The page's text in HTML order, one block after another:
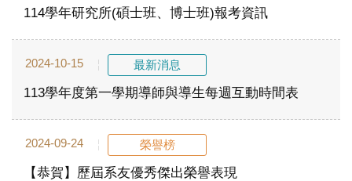
114學年研究所(碩士班、博士班)報考資訊
2024-10-15 最新消息
113學年度第一學期導師與導生每週互動時間表
2024-09-24 榮譽榜
【恭賀】歷屆系友優秀傑出榮譽表現